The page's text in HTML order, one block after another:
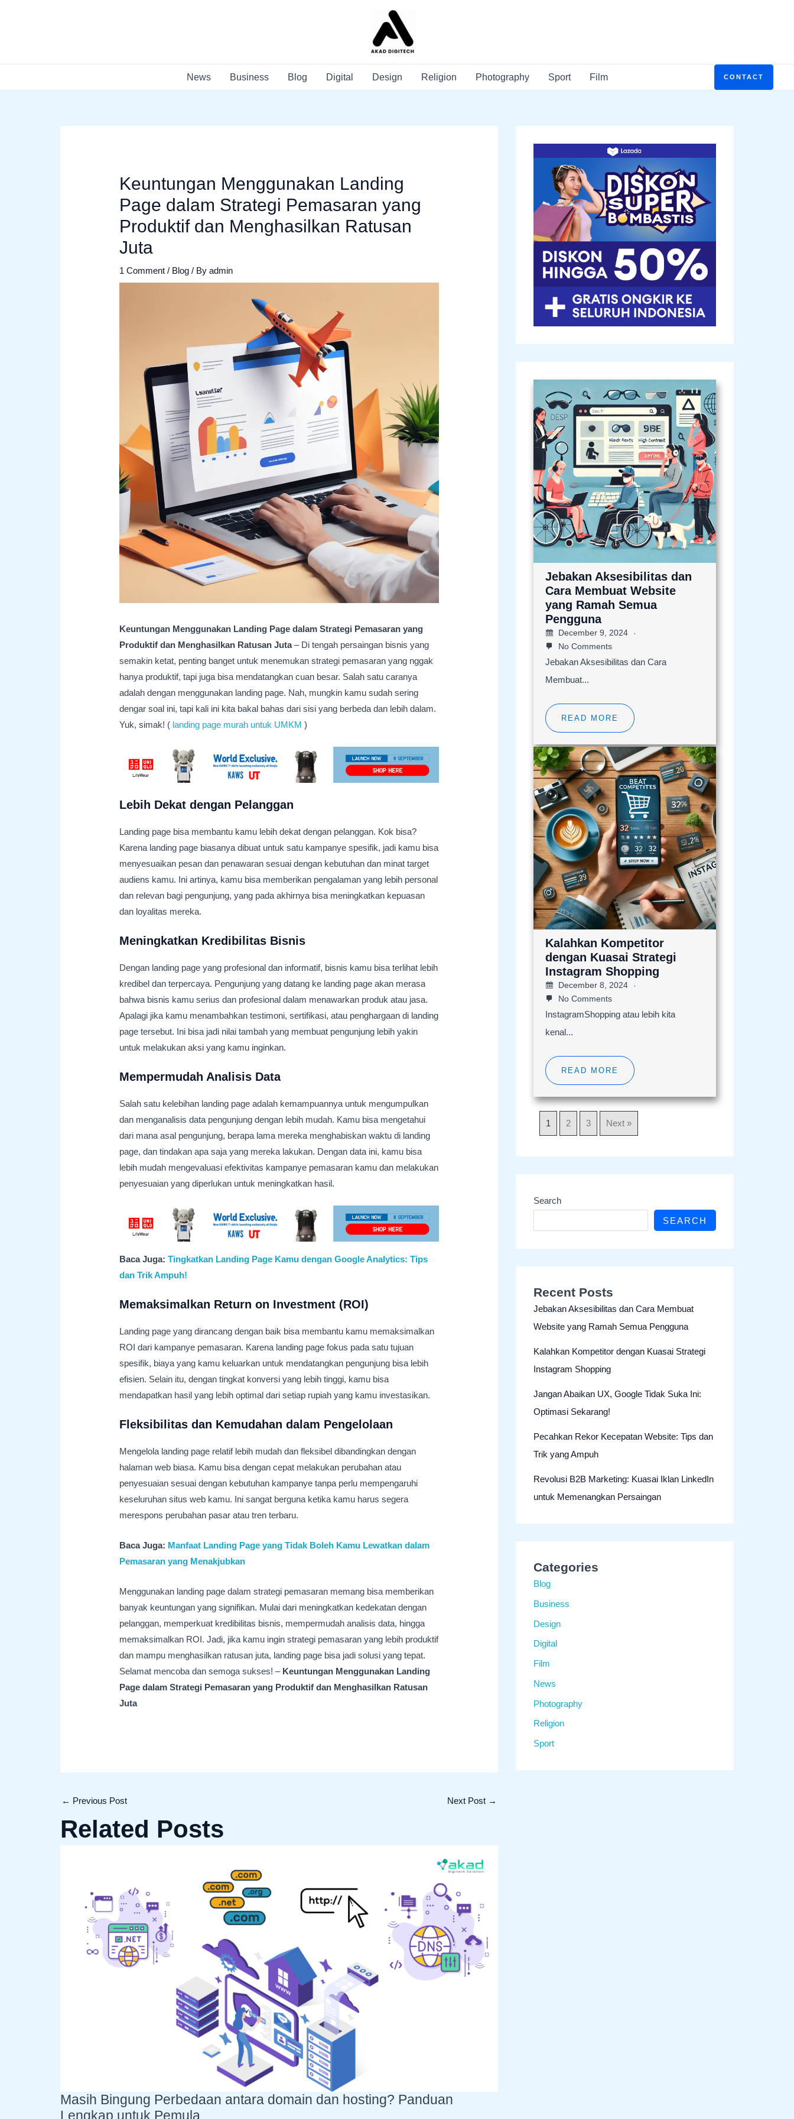
News Business Blog Digital Design Religion Photography Sport Film CONTACT
Keuntungan Menggunakan Landing
Page dalam Strategi Pemasaran yang
Produktif dan Menghasilkan Ratusan
Juta
1 Comment / Blog/ By admin
Keuntungan Menggunakan Landing Page dalam Strategi Pemasaran yang
Produktif dan Menghasilkan Ratusan Juta– Di tengah persaingan bisnis yang
semakin ketat, penting banget untuk menemukan strategi pemasaran yang nggak
hanya produktif, tapi juga bisa mendatangkan cuan besar. Salah satu caranya
adalah dengan menggunakan landing page. Nah, mungkin kamu sudah sering
dengar soal ini, tapi kali ini kita bakal bahas dari sisi yang berbeda dan lebih dalam.
Yuk, simak! ( landing page murah untuk UMKM )
Lebih Dekat dengan Pelanggan
Landing page bisa membantu kamu lebih dekat dengan pelanggan. Kok bisa?
Karena landing page biasanya dibuat untuk satu kampanye spesifik, jadi kamu bisa
menyesuaikan pesan dan penawaran sesuai dengan kebutuhan dan minat target
audiens kamu. Ini artinya, kamu bisa memberikan pengalaman yang lebih personal
dan relevan bagi pengunjung, yang pada akhirnya bisa meningkatkan kepuasan
dan loyalitas mereka.
Meningkatkan Kredibilitas Bisnis
Dengan landing page yang profesional dan informatif, bisnis kamu bisa terlihat lebih
kredibel dan terpercaya. Pengunjung yang datang ke landing page akan merasa
bahwa bisnis kamu serius dan profesional dalam menawarkan produk atau jasa.
Apalagi jika kamu menambahkan testimoni, sertifikasi, atau penghargaan di landing
page tersebut. Ini bisa jadi nilai tambah yang membuat pengunjung lebih yakin
untuk melakukan aksi yang kamu inginkan.
Mempermudah Analisis Data
Salah satu kelebihan landing page adalah kemampuannya untuk mengumpulkan
dan menganalisis data pengunjung dengan lebih mudah. Kamu bisa mengetahui
dari mana asal pengunjung, berapa lama mereka menghabiskan waktu di landing
page, dan tindakan apa saja yang mereka lakukan. Dengan data ini, kamu bisa
lebih mudah mengevaluasi efektivitas kampanye pemasaran kamu dan melakukan
penyesuaian yang diperlukan untuk meningkatkan hasil.
Baca Juga: Tingkatkan Landing Page Kamu dengan Google Analytics: Tips
dan Trik Ampuh!
Memaksimalkan Return on Investment (ROI)
Landing page yang dirancang dengan baik bisa membantu kamu memaksimalkan
ROI dari kampanye pemasaran. Karena landing page fokus pada satu tujuan
spesifik, biaya yang kamu keluarkan untuk mendatangkan pengunjung bisa lebih
efisien. Selain itu, dengan tingkat konversi yang lebih tinggi, kamu bisa
mendapatkan hasil yang lebih optimal dari setiap rupiah yang kamu investasikan.
Fleksibilitas dan Kemudahan dalam Pengelolaan
Mengelola landing page relatif lebih mudah dan fleksibel dibandingkan dengan
halaman web biasa. Kamu bisa dengan cepat melakukan perubahan atau
penyesuaian sesuai dengan kebutuhan kampanye tanpa perlu mempengaruhi
keseluruhan situs web kamu. Ini sangat berguna ketika kamu harus segera
merespons perubahan pasar atau tren terbaru.
Baca Juga: Manfaat Landing Page yang Tidak Boleh Kamu Lewatkan dalam
Pemasaran yang Menakjubkan
Menggunakan landing page dalam strategi pemasaran memang bisa memberikan
banyak keuntungan yang signifikan. Mulai dari meningkatkan kedekatan dengan
pelanggan, memperkuat kredibilitas bisnis, mempermudah analisis data, hingga
memaksimalkan ROI. Jadi, jika kamu ingin strategi pemasaran yang lebih produktif
dan mampu menghasilkan ratusan juta, landing page bisa jadi solusi yang tepat.
Selamat mencoba dan semoga sukses! – Keuntungan Menggunakan Landing
Page dalam Strategi Pemasaran yang Produktif dan Menghasilkan Ratusan
Juta
← Previous Post Next Post →
Related Posts
Masih Bingung Perbedaan antara domain dan hosting? Panduan
Lengkap untuk Pemula
Jebakan Aksesibilitas dan
Cara Membuat Website
yang Ramah Semua
Pengguna
December 9, 2024
No Comments
Jebakan Aksesibilitas dan Cara
Membuat...
READ MORE
Kalahkan Kompetitor
dengan Kuasai Strategi
Instagram Shopping
December 8, 2024
No Comments
InstagramShopping atau lebih kita
kenal...
READ MORE
1 2 3 Next »
Search
SEARCH
Recent Posts
Jebakan Aksesibilitas dan Cara Membuat
Website yang Ramah Semua Pengguna
Kalahkan Kompetitor dengan Kuasai Strategi
Instagram Shopping
Jangan Abaikan UX, Google Tidak Suka Ini:
Optimasi Sekarang!
Pecahkan Rekor Kecepatan Website: Tips dan
Trik yang Ampuh
Revolusi B2B Marketing: Kuasai Iklan LinkedIn
untuk Memenangkan Persaingan
Categories
Blog
Business
Design
Digital
Film
News
Photography
Religion
Sport